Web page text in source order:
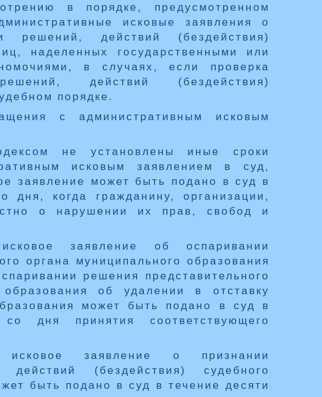
в порядке, предусмотренном
исковые заявления о
решений, действий (бездействия)
наделенных государственными или
в случаях, если проверка
действий (бездействия)
порядке.
с административным исковым
не установлены иные сроки
исковым заявлением в суд,
заявление может быть подано в суд в
дня, когда гражданину, организации,
о нарушении их прав, свобод и
заявление об оспаривании
органа муниципального образования
решения представительного
образования об удалении в отставку
может быть подано в суд в
дня принятия соответствующего
исковое заявление о признании
(бездействия) судебного
быть подано в суд в течение десяти